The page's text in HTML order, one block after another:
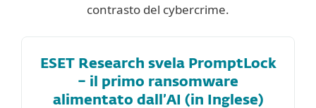
contrasto del cybercrime.
ESET Research svela PromptLock
– il primo ransomware
alimentato dall’AI (in Inglese)